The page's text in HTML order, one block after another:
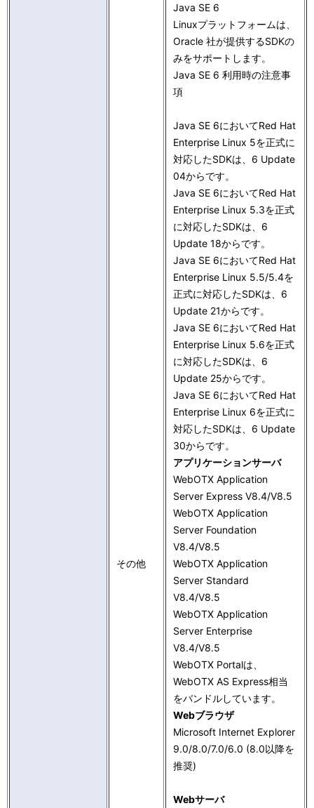
その他
Java SE 6
Linuxプラットフォームは、
Oracle 社が提供するSDKの
みをサポートします。
Java SE 6 利用時の注意事
項
Java SE 6においてRed Hat
Enterprise Linux 5を正式に
対応したSDKは、6 Update
04からです。
Java SE 6においてRed Hat
Enterprise Linux 5.3を正式
に対応したSDKは、6
Update 18からです。
Java SE 6においてRed Hat
Enterprise Linux 5.5/5.4を
正式に対応したSDKは、6
Update 21からです。
Java SE 6においてRed Hat
Enterprise Linux 5.6を正式
に対応したSDKは、6
Update 25からです。
Java SE 6においてRed Hat
Enterprise Linux 6を正式に
対応したSDKは、6 Update
30からです。
アプリケーションサーバ
WebOTX Application
Server Express V8.4/V8.5
WebOTX Application
Server Foundation
V8.4/V8.5
WebOTX Application
Server Standard
V8.4/V8.5
WebOTX Application
Server Enterprise
V8.4/V8.5
WebOTX Portalは、
WebOTX AS Express相当
をバンドルしています。
Webブラウザ
Microsoft Internet Explorer
9.0/8.0/7.0/6.0 (8.0以降を
推奨)
Webサーバ